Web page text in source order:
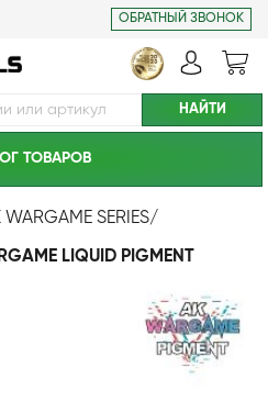
ОБРАТНЫЙ ЗВОНОК
ТОВАРОВ
SERIES/
LIQUID PIGMENT